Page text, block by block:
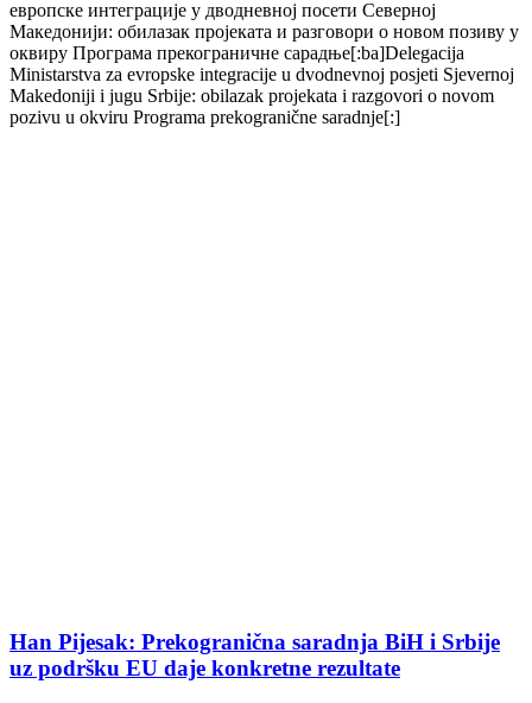
европске интеграције у дводневној посети Северној
Македонији: обилазак пројеката и разговори о новом позиву у
оквиру Програма прекограничне сарадње[:ba]Delegacija
Ministarstva za evropske integracije u dvodnevnoj posjeti Sjevernoj
Makedoniji i jugu Srbije: obilazak projekata i razgovori o novom
pozivu u okviru Programa prekogranične saradnje[:]
Han Pijesak: Prekogranična saradnja BiH i Srbije
uz podršku EU daje konkretne rezultate